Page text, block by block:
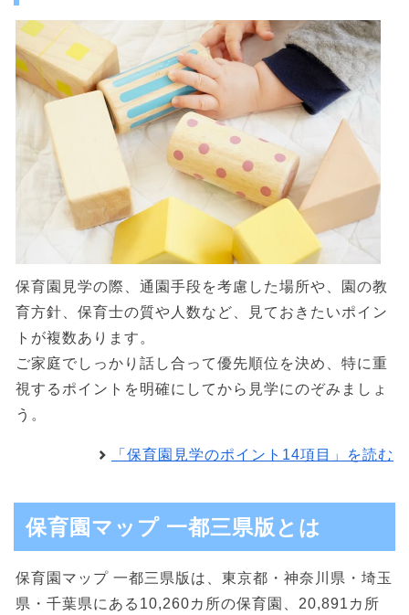
保育園見学の際、通園手段を考慮した場所や、園の教
育方針、保育士の質や人数など、見ておきたいポイン
トが複数あります。
ご家庭でしっかり話し合って優先順位を決め、特に重
視するポイントを明確にしてから見学にのぞみましょ
う。
「保育園見学のポイント14項目」を読む
保育園マップ 一都三県版とは
保育園マップ 一都三県版は、東京都・神奈川県・埼玉
県・千葉県にある10,260カ所の保育園、20,891カ所